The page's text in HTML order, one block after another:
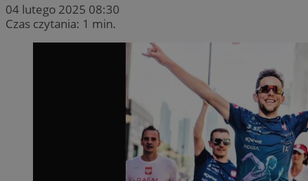
04 lutego 2025 08:30
Czas czytania: 1 min.